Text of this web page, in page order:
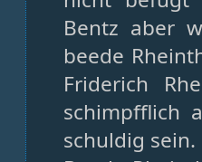
Bentz aber
beede
Friderich
schimpfflich
schuldig sein.